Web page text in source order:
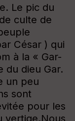
Le pic du
culte de
César ) qui
à la « Gar-
du dieu Gar.
un peu
sont
pour les
vertige.Nous